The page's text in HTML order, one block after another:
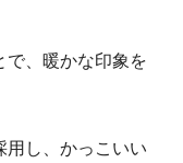
で、暖かな印象を
用し、かっこいい